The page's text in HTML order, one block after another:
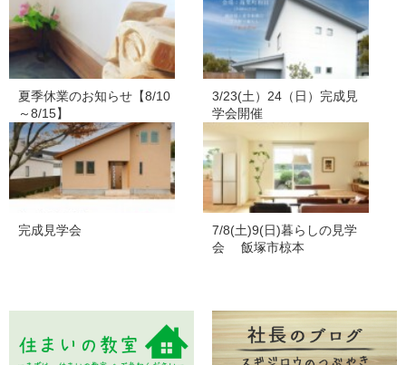
夏季休業のお知らせ【8/10
～8/15】
3/23(土）24（日）完成見
学会開催
完成見学会
7/8(土)9(日)暮らしの見学
会 飯塚市椋本